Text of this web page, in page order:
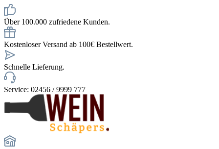
Über 100.000 zufriedene Kunden.
Kostenloser Versand ab 100€ Bestellwert.
Schnelle Lieferung.
Service: 02456 / 9999 777